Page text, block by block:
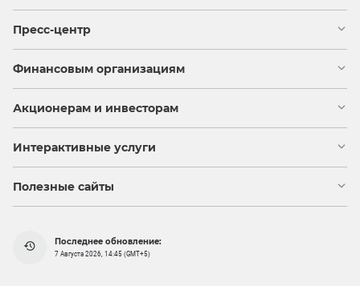
Пресс-центр
Финансовым организациям
Акционерам и инвесторам
Интерактивные услуги
Полезные сайты
Последнее обновление:
7 Августа 2026, 14:45 (GMT+5)